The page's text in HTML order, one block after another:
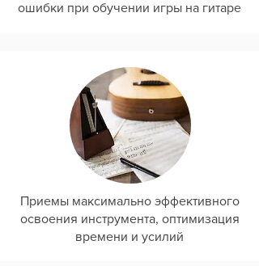
ошибки при обучении игры на гитаре
Приемы максимально эффективного
освоения инструмента, оптимизация
времени и усилий